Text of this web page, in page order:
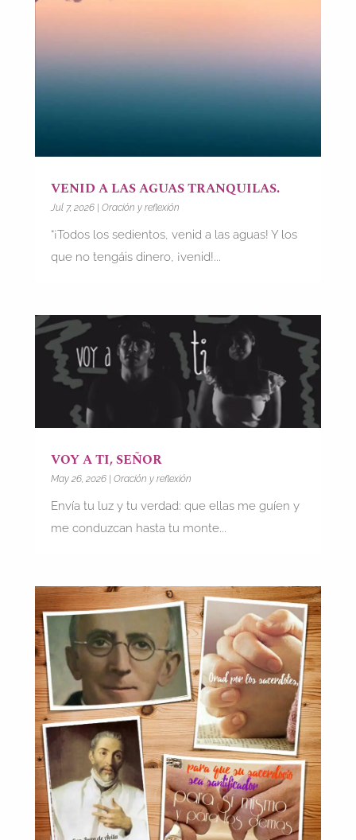
VENID A LAS AGUAS TRANQUILAS.
Jul 7, 2026| Oración y reflexión
“¡Todos los sedientos, venid a las aguas! Y los
que no tengáis dinero, ¡venid!...
VOY A TI, SEÑOR
May 26, 2026| Oración y reflexión
Envía tu luz y tu verdad: que ellas me guíen y
me conduzcan hasta tu monte...